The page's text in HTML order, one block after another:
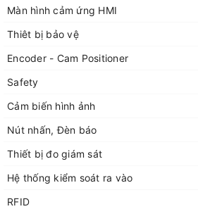
Màn hình cảm ứng HMI
Thiêt bị bảo vệ
Encoder - Cam Positioner
Safety
Cảm biến hình ảnh
Nút nhấn, Đèn báo
Thiết bị đo giám sát
Hệ thống kiểm soát ra vào
RFID